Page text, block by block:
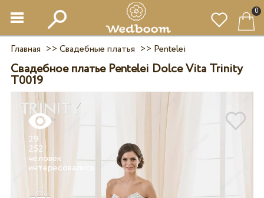
0
Главная >> Свадебные платья >> Pentelei
Свадебное платье Pentelei Dolce Vita Trinity
T0019
29
252
человек